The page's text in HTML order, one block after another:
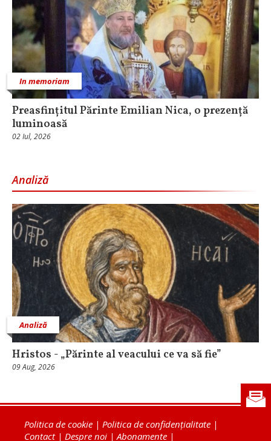
In memoriam
Preasfințitul Părinte Emilian Nica, o prezență
luminoasă
02 Iul, 2026
Analiză
Analiză
Hristos - „Părinte al veacului ce va să fie”
09 Aug, 2026
Politica de cookie | Politica de confidențialitate |
Contact| Despre noi |Abonamente |